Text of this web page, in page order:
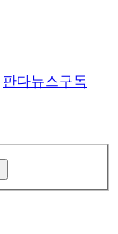
판다뉴스구독